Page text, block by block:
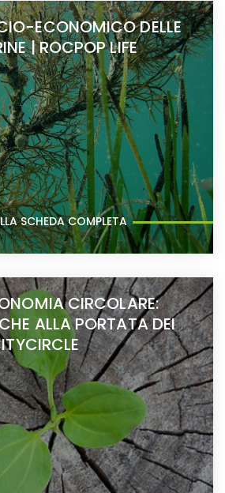
ECONOMICO DELLE
| ROCPOP LIFE
SCHEDA COMPLETA
CIRCOLARE:
ALLA PORTATA DEI